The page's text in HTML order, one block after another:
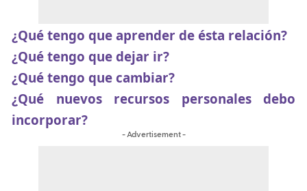
¿Qué tengo que aprender de ésta relación?
¿Qué tengo que dejar ir?
¿Qué tengo que cambiar?
¿Qué nuevos recursos personales debo
incorporar?
- Advertisement -